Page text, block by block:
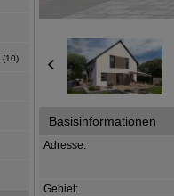
(10)
Basisinformationen
Adresse:
Gebiet: